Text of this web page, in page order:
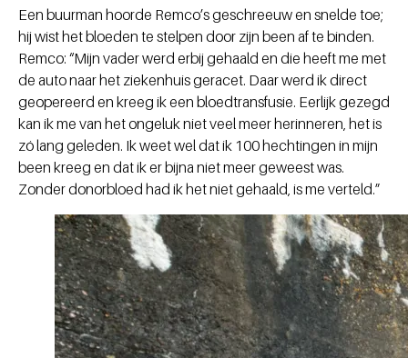
Een buurman hoorde Remco’s geschreeuw en snelde toe;
hij wist het bloeden te stelpen door zijn been af te binden.
Remco: “Mijn vader werd erbij gehaald en die heeft me met
de auto naar het ziekenhuis geracet. Daar werd ik direct
geopereerd en kreeg ik een bloedtransfusie. Eerlijk gezegd
kan ik me van het ongeluk niet veel meer herinneren, het is
zó lang geleden. Ik weet wel dat ik 100 hechtingen in mijn
been kreeg en dat ik er bijna niet meer geweest was.
Zonder donorbloed had ik het niet gehaald, is me verteld.”